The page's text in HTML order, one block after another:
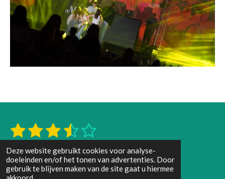
Deze website gebruikt cookies voor analyse-
doeleinden en/of het tonen van advertenties. Door
gebruik te blijven maken van de site gaat u hiermee
R
a
t
i
1
s
t
2
s
t
3
s
t
4
s
t
5
s
t
m
m
e
66 stemmen
W